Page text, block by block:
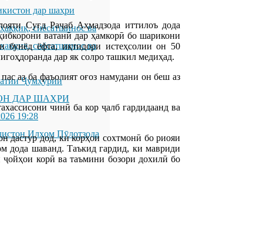
дар шаҳри
сиёсатшинос ва
сиёсатшинос ва
Ҷумҳурии
ДАР ШАҲРИ
19:28
Илҳом Пӯлотзода
Суғд Раҷаб Аҳмадзода иттилоъ дода
ватанӣ дар ҳамкорӣ бо шарикони
ёфта, иқтидори истеҳсолии он 50
дар як солро ташкил медиҳад.
аз ба фаъолият оғоз намудани он беш аз
чинӣ ба кор ҷалб гардидаанд ва
дастур дод, ки корҳои сохтмонӣ бо риояи
дода шаванд. Таъкид гардид, ки мавриди
корӣ ва таъмини бозори дохилӣ бо